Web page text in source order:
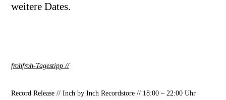
weitere Dates.
frohfroh-Tagestipp //
Record Release // Inch by Inch Recordstore // 18:00 – 22:00 Uhr